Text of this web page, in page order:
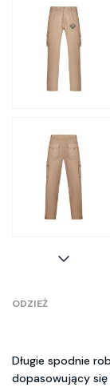
ODZIEŻ
Długie spodnie
dopasowujący się